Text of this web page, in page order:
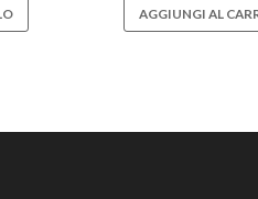
AGGIUNGI AL